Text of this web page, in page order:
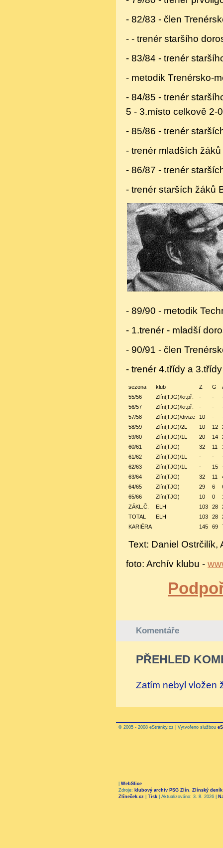
- 82/83 - člen
- - trenér staršího
- 83/84 - trenér
- metodik Trenérsko-
- 84/85 - trenér
5 - 3.místo celkově 2-
- 85/86 - trenér
- trenér mladších
- 86/87 - trenér
- trenér starších žáků
- 89/90 - metodik
- 1.trenér - mladší
- 90/91 - člen
- trenér 4.třídy a 3.třídy
sezona klub Z G
55/56
Zlín(TJG)/kr.př. - -
56/57
Zlín(TJG)/kr.př. - -
57/58
Zlín(TJG)/divize 10 -
58/59
Zlín(TJG)/2L 10 12
59/60
Zlín(TJG)/1L 20 14
60/61
Zlín(TJG) 32 11
61/62
Zlín(TJG)/1L - -
62/63
Zlín(TJG)/1L - 15
63/64
Zlín(TJG) 32 11
64/65
Zlín(TJG) 29 6
65/66
Zlín(TJG) 10 0
ZÁKL.Č.
ELH 103 28
TOTAL
ELH 103 28
KARIÉRA
145 69
Text: Daniel Ostrčilík,
foto: Archív klubu -
Komentáře
PŘEHLED
Zatím nebyl vložen
© 2005 - 2008 eStránky.cz | Vytvořeno službou
WebSlice
Zdroje: klubový archiv PSG Zlín, Zlínský deník
Zlíneček.cz
Tisk Aktualizováno: 3. 8. 2026